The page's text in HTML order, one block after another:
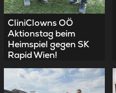
CliniClowns OÖ
Aktionstag beim
Heimspiel gegen SK
Rapid Wien!